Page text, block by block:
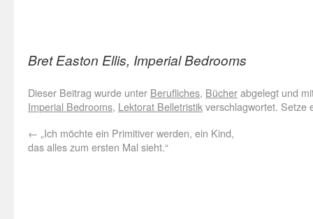
Bret Easton Ellis, Imperial Bedrooms
Dieser Beitrag wurde unter Berufliches, Bücherabgelegt und
Imperial Bedrooms, Lektorat Belletristikverschlagwortet. Setze
← „Ich möchte ein Primitiver werden, ein Kind,
das alles zum ersten Mal sieht.“